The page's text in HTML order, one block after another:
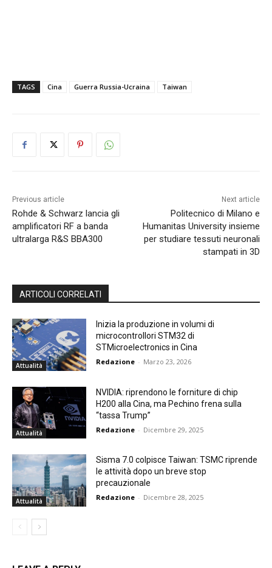
TAGS Cina Guerra Russia-Ucraina Taiwan
Previous article
Rohde & Schwarz lancia gli
amplificatori RF a banda
ultralarga R&S BBA300
Next article
Politecnico di Milano e
Humanitas University insieme
per studiare tessuti neuronali
stampati in 3D
ARTICOLI CORRELATI
Attualità
Inizia la produzione in volumi di
microcontrollori STM32 di
STMicroelectronics in Cina
Redazione - Marzo 23, 2026
Attualità
NVIDIA: riprendono le forniture di chip
H200 alla Cina, ma Pechino frena sulla
“tassa Trump”
Redazione - Dicembre 29, 2025
Attualità
Sisma 7.0 colpisce Taiwan: TSMC riprende
le attività dopo un breve stop
precauzionale
Redazione - Dicembre 28, 2025